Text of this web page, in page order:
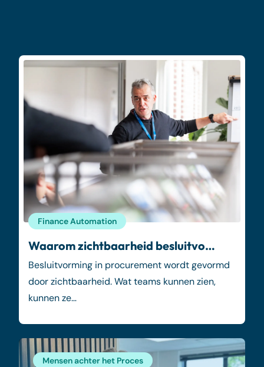
Waarom zichtbaarheid besluitvo…
Besluitvorming in procurement wordt gevormd
door zichtbaarheid. Wat teams kunnen zien,
kunnen ze…
Finance Automation
Mensen achter het Proces